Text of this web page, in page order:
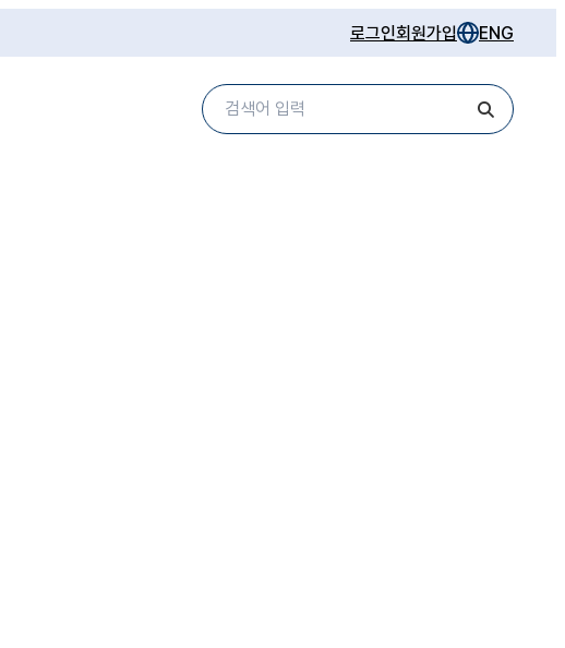
로그인회원가입 ENG